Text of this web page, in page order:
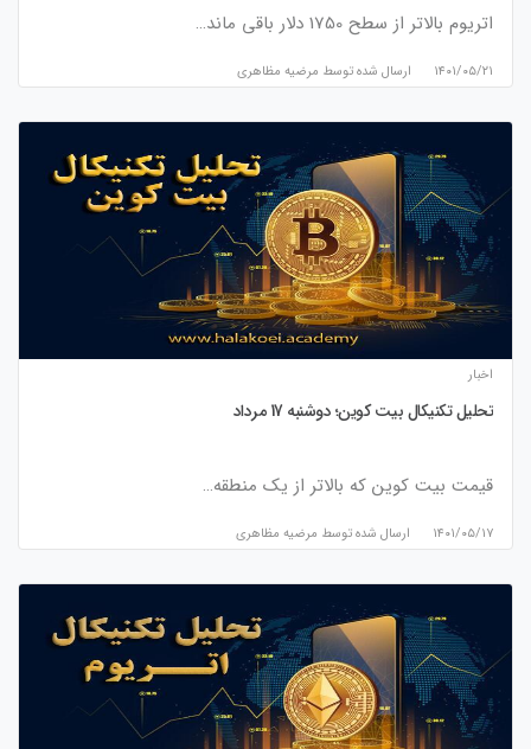
اتریوم بالاتر از سطح 1750 دلار باقی ماند…
۱۴۰۱/۰۵/۲۱ ارسال شده توسط مرضیه مظاهری
اخبار
تحلیل تکنیکال بیت کوین؛ دوشنبه 17 مرداد
قیمت بیت کوین که بالاتر از یک منطقه…
۱۴۰۱/۰۵/۱۷ ارسال شده توسط مرضیه مظاهری